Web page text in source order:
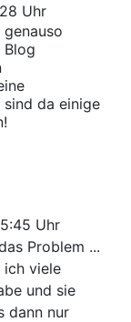
Uhr
da einige
Uhr
Problem ...
ich viele
und sie
dann nur